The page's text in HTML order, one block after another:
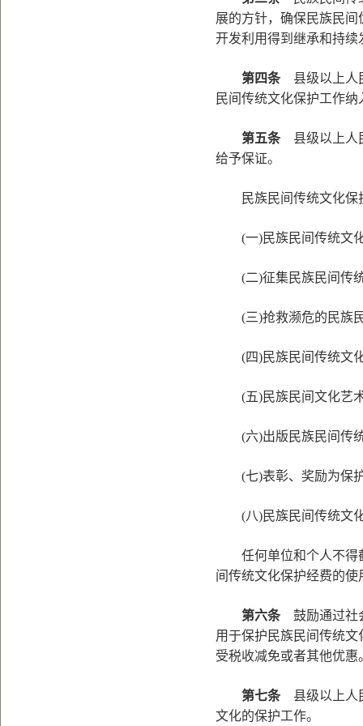
展的方针，确保民族民
开发利用得到继承和持续
第四条县级以上人
民间传统文化保护工作
第五条县级以上人
给予保证。
民族民间传统文化保
(一)民族民间传统文化
(二)征集民族民间传统
(三)抢救濒危的民族
(四)民族民间传统文化
(五)民族民间文化艺术
(六)出版民族民间传统
(七)表彰、奖励为保护
(八)民族民间传统文化
任何单位和个人不得截
间传统文化保护经费的
第六条鼓励通过社
用于保护民族民间传统
受税收减免或者其他优惠
第七条县级以上人
文化的保护工作。